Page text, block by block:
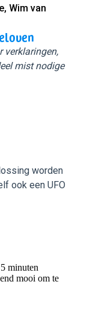
Wim van
verklaringen,
mist nodige
worden
ook een UFO